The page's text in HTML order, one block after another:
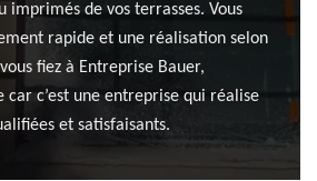
imprimés de vos terrasses. Vous
rapide et une réalisation selon
fiez à Entreprise Bauer,
car c’est une entreprise qui réalise
et satisfaisants.